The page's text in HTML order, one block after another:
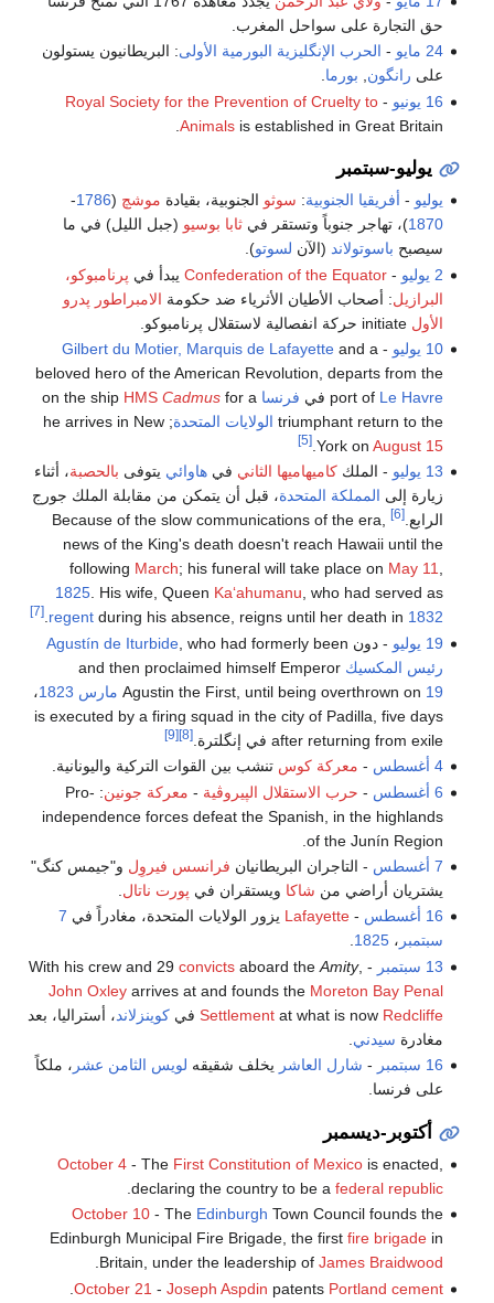
حق التجارة على سواحل المغرب.
24 مايو
- الحرب الإنگليزية البورمية الأولى: البريطانيون يستولون
على رانگون, بورما.
16 يونيو
-
Royal Society for the Prevention of Cruelty to
Animalsis established in Great Britain.
يوليو-سبتمبر
يوليو - أفريقيا الجنوبية: سوثو الجنوبية، بقيادة موشچ (
1786
-
1870)، تهاجر جنوباً وتستقر فيثابا بوسيو (جبل الليل) في ما
سيصبح باسوتولاند (الآن لسوتو).
2 يوليو
-
Confederation of the Equator يبدأ في پرنامبوكو،
البرازيل: أصحاب الأطيان الأثرياء ضد حكومة الامبراطور پدرو
الأول initiate حركة انفصالية لاستقلال پرنامبوكو.
10 يوليو
-
Gilbert du Motier, Marquis de Lafayetteand a
beloved hero of the American Revolution, departs from the
port of Le Havre في فرنسا HMS Cadmusfor a
triumphant return to the الولايات المتحدة ; he arrives in New
York on August 15
.
[5]
13 يوليو - الملككاميهاميها الثاني فيهاوائي يتوفى بالحصبة، أثناء
زيارة إلى المملكة المتحدة، قبل أن يتمكن من مقابلة الملك جورج
الرابع.[6]
Because of the slow communications of the era,
news of the King's death doesn't reach Hawaii until the
following March; his funeral will take place on May 11,
1825. His wife, Queen Kaʻahumanu, who had served as
regentduring his absence, reigns until her death in 1832
.
[7]
19 يوليو - دون Agustín de Iturbide, who had formerly been
رئيس المكسيك and then proclaimed himself Emperor
Agustin the First, until being overthrown on 19 مارس 1823،
is executed by a firing squad in the city of Padilla, five days
after returning from exile في إنگلترة.
[8]
[9]
4 أغسطس - معركة كوس تنشب بين القوات التركية واليونانية.
6 أغسطس
- حرب الاستقلال الپيروڤية - معركة جونين
: Pro-
independence forces defeat the Spanish, in the highlands
of the Junín Region.
7 أغسطس
- التاجران البريطانيان فرانسس فيروِل و"جيمس كنگ"
يشتريان أراضي من شاكا ويستقران في پورت ناتال
16 أغسطس
-
Lafayette يزور الولايات المتحدة، مغادراً في 7
سبتمبر ،1825
.
13 سبتمبر
- With his crew and 29
convictsaboard the Amity,
John Oxleyarrives at and founds the Moreton Bay Penal
Settlementat what is now Redcliffe فيكوينزلاند، أستراليا، بعد
مغادرة سيدني
16 سبتمبر
- شارل العاشر يخلف شقيقه لويس الثامن عشر ، ملكاً
على فرنسا.
أكتوبر-ديسمبر
October 4- The First Constitution of Mexicois enacted,
declaring the country to be a federal republic
October 10- The Edinburgh Town Council founds the
Edinburgh Municipal Fire Brigade, the first fire brigadein
Britain, under the leadership of James Braidwood
October 21 - Joseph Aspdin patents Portland cement